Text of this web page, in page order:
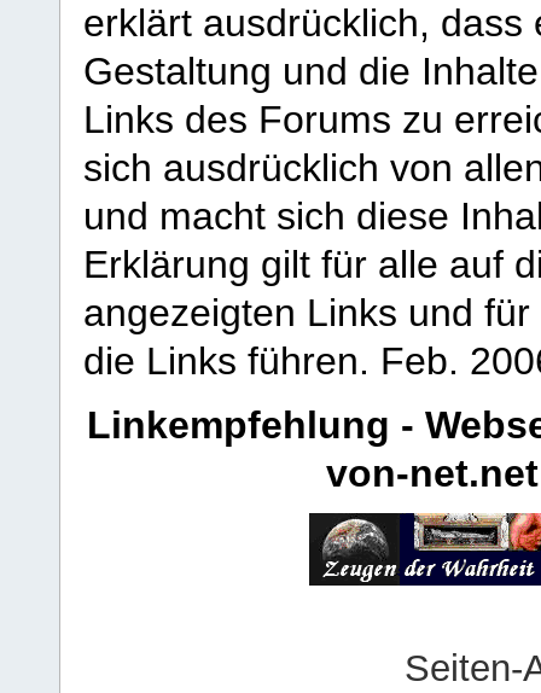
erklärt ausdrücklich,
Gestaltung und die
Links des Forums zu
sich ausdrücklich von
und macht sich diese
Erklärung gilt für alle auf
angezeigten Links und
die Links führen. Feb.
Linkempfehlung -
von-net.net
Seiten-